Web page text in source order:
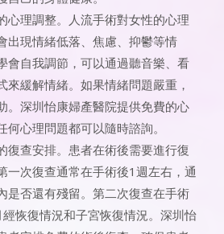
心理調整。人流手術對女性的心理
出現情緒低落、焦慮、抑鬱等情
會自我調節，可以通過聽音樂、看
來緩解情緒。如果情緒問題嚴重，
。深圳怡康婦產醫院提供免費的心
心理問題都可以隨時諮詢。
復查安排。患者在術後需要進行復
一次復查通常在手術後1週左右，通
是否還有殘留。第二次復查在手術
恢復情況和子宮恢復情況。深圳怡